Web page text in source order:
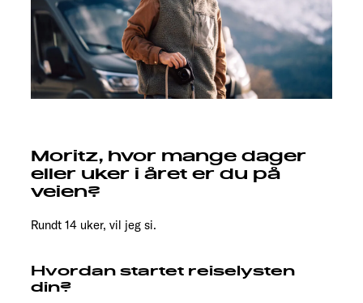
Moritz, hvor mange dager
eller uker i året er du på
veien?
Rundt 14 uker, vil jeg si.
Hvordan startet reiselysten
din?